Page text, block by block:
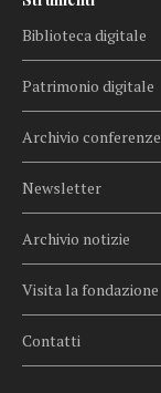
Biblioteca digitale
Patrimonio digitale
Archivio conferenze
Newsletter
Archivio notizie
Visita la fondazione
Contatti